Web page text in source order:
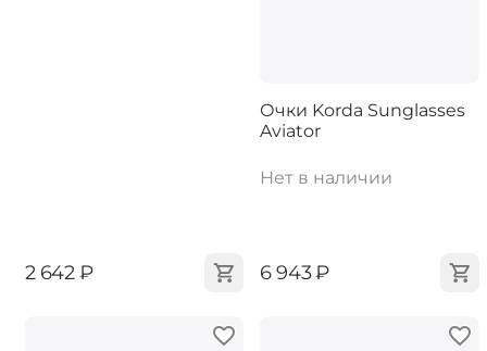
‍2 642‍₽
Очки Korda Sunglasses
Aviator
Нет в наличии
‍6 943‍₽